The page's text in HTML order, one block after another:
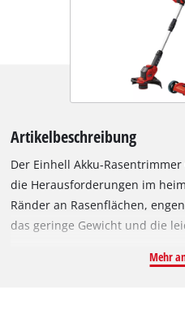
Artikelbeschreibung
Der Einhell Akku-Rasentrimmer
die Herausforderungen im
Ränder an Rasenflächen,
das geringe Gewicht und die
derartige Problemstellen
Mehr